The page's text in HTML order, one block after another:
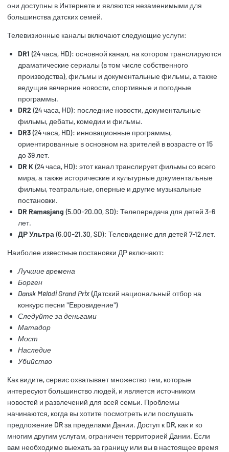
они доступны в Интернете и являются незаменимыми для
большинства датских семей.
Телевизионные каналы включают следующие услуги:
DR1 (24 часа, HD): основной канал, на котором транслируются
драматические сериалы (в том числе собственного
производства), фильмы и документальные фильмы, а также
ведущие вечерние новости, спортивные и погодные
программы.
DR2 (24 часа, HD): последние новости, документальные
фильмы, дебаты, комедии и фильмы.
DR3(24 часа, HD): инновационные программы,
ориентированные в основном на зрителей в возрасте от 15
до 39 лет.
DR K(24 часа, HD): этот канал транслирует фильмы со всего
мира, а также исторические и культурные документальные
фильмы, театральные, оперные и другие музыкальные
постановки.
DR Ramasjang (5.00-20.00, SD): Телепередача для детей 3-6
лет.
ДР Ультра(6.00-21.30, SD): Телевидение для детей 7-12 лет.
Наиболее известные постановки ДР включают:
Лучшие времена
Борген
Dansk Melodi Grand Prix(Датский национальный отбор на
конкурс песни "Евровидение")
Следуйте за деньгами
Матадор
Мост
Наследие
Убийство
Как видите, сервис охватывает множество тем, которые
интересуют большинство людей, и является источником
новостей и развлечений для всей семьи. Проблемы
начинаются, когда вы хотите посмотреть или послушать
предложение DR за пределами Дании. Доступ к DR, как и ко
многим другим услугам, ограничен территорией Дании. Если
вам необходимо выехать за границу или вы в настоящее время